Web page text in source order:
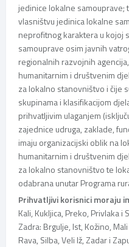
jedinice lokalne samouprave;
vlasništvu jedinica lokalne
neprofitnog karaktera u kojoj
samouprave osim javnih
regionalnih razvojnih
humanitarnim i društvenim
za lokalno stanovništvo i čije
skupinama i klasifikacijom
prihvatljivim ulaganjem
zajednice udruga, zaklade,
imaju organizacijski oblik na
humanitarnim i društvenim
za lokalno stanovništvo te
odabrana unutar Programa
Prihvatljivi korisnici moraju
Kali, Kukljica, Preko, Privlaka i
Zadra: Brgulje, Ist, Kožino,
Rava, Silba, Veli Iž, Zadar i